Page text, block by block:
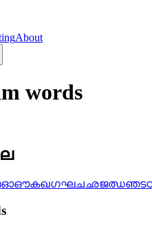
About
words
ഓഔകഖഗഘചഛജഝഞട